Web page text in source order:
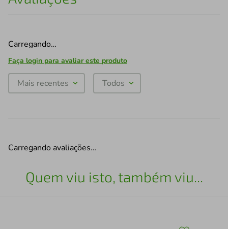
Carregando…
Faça login para avaliar este produto
Mais recentes Todos
Carregando avaliações…
Quem viu isto, também viu...